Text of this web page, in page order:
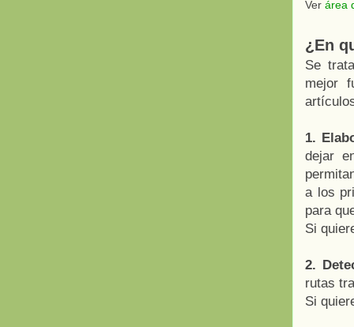
Ver área
¿En
Se
mejor
1.
dejar
a los
para
Si
2.
rutas
Si